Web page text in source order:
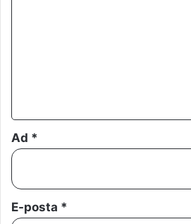
Ad *
E-posta *